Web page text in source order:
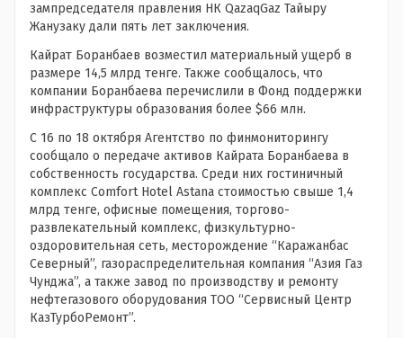
зампредседателя правления НК QazaqGaz Тайыру
Жанузаку дали пять лет заключения.
Кайрат Боранбаев возместил материальный ущерб в
размере 14,5 млрд тенге. Также сообщалось, что
компании Боранбаева перечислили в Фонд поддержки
инфраструктуры образования более $66 млн.
С 16 по 18 октября Агентство по финмониторингу
сообщало о передаче активов Кайрата Боранбаева в
собственность государства. Среди них гостиничный
комплекс Comfort Hotel Astana стоимостью свыше 1,4
млрд тенге, офисные помещения, торгово-
развлекательный комплекс, физкультурно-
оздоровительная сеть, месторождение “Каражанбас
Северный”, газораспределительная компания “Азия Газ
Чунджа”, а также завод по производству и ремонту
нефтегазового оборудования ТОО “Сервисный Центр
КазТурбоРемонт”.